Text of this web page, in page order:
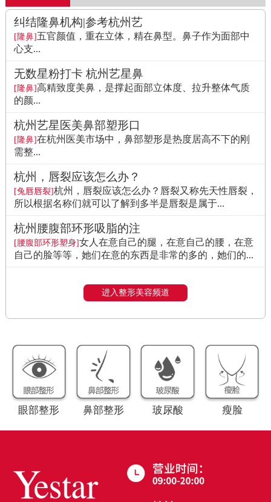
纠结隆鼻机构|参考杭州艺
[隆鼻]五官颜值，重在立体，精在鼻型。鼻子作为面部中
心支...
无数星粉打卡 杭州艺星鼻
[隆鼻]高精致度美鼻，是撑起面部立体度、拉升整体气质
的颜...
杭州艺星医美鼻部塑形口
[隆鼻]在杭州医美市场中，鼻部塑形是热度居高不下的刚
需整...
杭州，唇裂应该怎么办？
[兔唇唇裂]杭州，唇裂应该怎么办？唇裂又称先天性唇裂，
所以根据名称们就可以了解到多半是唇裂是属于...
杭州腰腹部环形吸脂的注
[腰腹部环形塑身]女人在意自己的腿，在意自己的腰，在意
自己的脸等等，她们在意的东西是非常的多的，她们的...
进入整形美容频道
眼部整形 鼻部整形 玻尿酸 瘦脸